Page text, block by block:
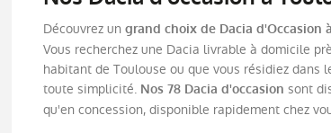
Découvrez un grand choix de Dacia d'Occasion
Vous recherchez une Dacia livrable à domicile
habitant de Toulouse ou que vous résidiez dans
toute simplicité. Nos 78 Dacia d'occasion sont
qu'en concession, disponible rapidement chez